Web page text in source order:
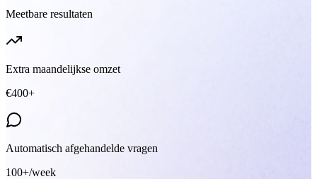
Meetbare resultaten
Extra maandelijkse omzet
€400+
Automatisch afgehandelde vragen
100+/week